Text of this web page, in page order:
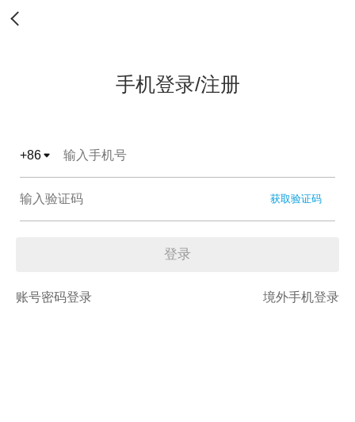
手机登录/注册
+86
获取验证码
登录
账号密码登录 境外手机登录